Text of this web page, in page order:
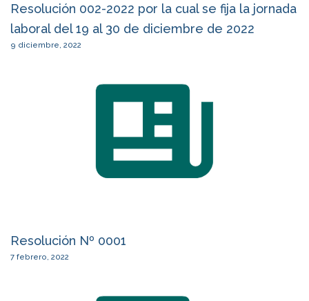
Resolución 002-2022 por la cual se fija la jornada
laboral del 19 al 30 de diciembre de 2022
9 diciembre, 2022
Resolución Nº 0001
7 febrero, 2022